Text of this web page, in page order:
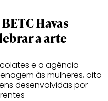
Havas
a arte
e a agência
às mulheres, oito
desenvolvidas por